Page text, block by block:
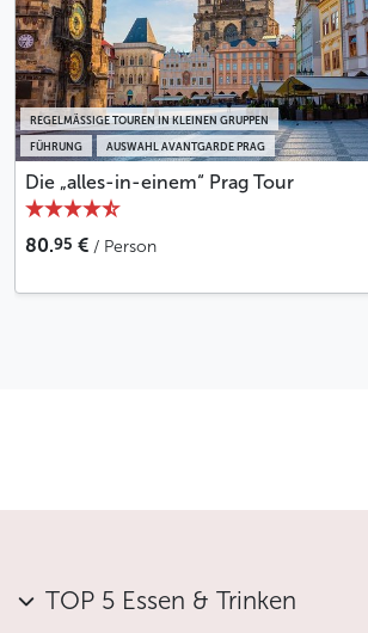
FÜHRUNG AUSWAHL AVANTGARDE PRAG
REGELMÄSSIGE TOUREN IN KLEINEN GRUPPEN
Die „alles-in-einem“ Prag Tour
80.95 € / Person
TOP 5 Essen & Trinken